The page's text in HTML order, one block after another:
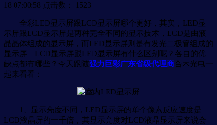
18 07:00:58 点击数： 1523
全彩LED显示屏跟LCD显示屏哪个更好，其实，LED显
示屏跟LCD显示屏是两种完全不同的显示技术，LCD是由液
晶晶体组成的显示屏，而LED显示屏则是有发光二极管组成的
显示屏，LCD显示屏跟LED显示屏有什么区别呢？各自的优
缺点都有哪些？今天跟随强力巨彩广东省级代理商合木光电一
起来看看：
1、显示亮度不同，LED显示屏的单个像素反应速度是
LCD液晶屏的一千倍，其显示亮度对LCD液晶显示屏来说会